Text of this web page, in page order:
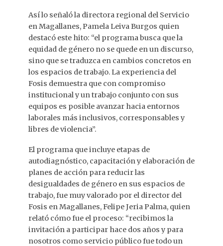
Así lo señaló la directora regional del Servicio
en Magallanes, Pamela Leiva Burgos quien
destacó este hito: “el programa busca que la
equidad de género no se quede en un discurso,
sino que se traduzca en cambios concretos en
los espacios de trabajo. La experiencia del
Fosis demuestra que con compromiso
institucional y un trabajo conjunto con sus
equipos es posible avanzar hacia entornos
laborales más inclusivos, corresponsables y
libres de violencia”.
El programa que incluye etapas de
autodiagnóstico, capacitación y elaboración de
planes de acción para reducir las
desigualdades de género en sus espacios de
trabajo, fue muy valorado por el director del
Fosis en Magallanes, Felipe Jeria Palma, quien
relató cómo fue el proceso: “recibimos la
invitación a participar hace dos años y para
nosotros como servicio público fue todo un